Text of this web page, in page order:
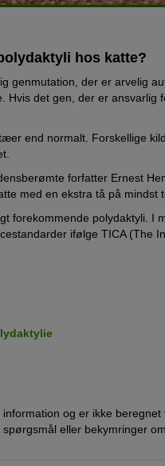
hos katte?
genmutation, der er arvelig
Hvis det gen, der er
end normalt. Forskellige
forfatter Ernest
med en ekstra tå på
forekommende polydaktyli. I
ifølge TICA (The
og er ikke
eller bekymringer